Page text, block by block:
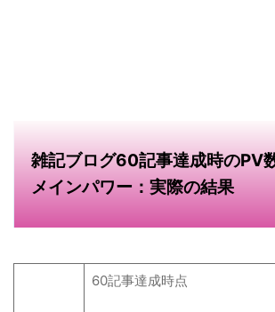
雑記ブログ60記事達成時のPV
メインパワー：実際の結果
60記事達成時点